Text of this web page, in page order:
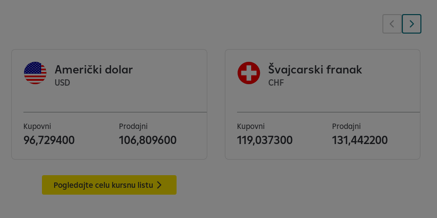
Američki dolar
USD
Kupovni
96,729400
Prodajni
106,809600
Švajcarski franak
CHF
Kupovni
119,037300
Prodajni
131,442200
Pogledajte celu kursnu listu